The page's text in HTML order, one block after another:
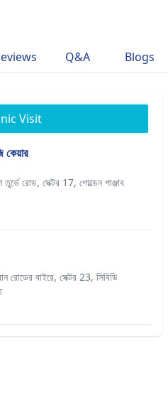
Q&A Blogs
Visit
কেয়ার
রোড, সেক্টর 17, গোল্ডেন পাঞ্জাব
বাইরে, সেক্টর 23, সিবিডি